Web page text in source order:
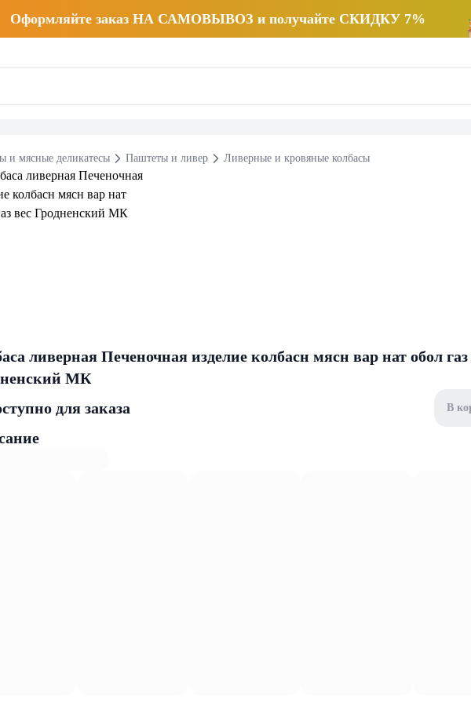
Оформляйте заказ НА САМОВЫВОЗ и получайте СКИДКУ 7%
и мясные деликатесы Паштеты и ливер Ливерные и кровяные колбасы
ливерная Печеночная изделие колбасн мясн вар нат обол газ
МК
для заказа
В